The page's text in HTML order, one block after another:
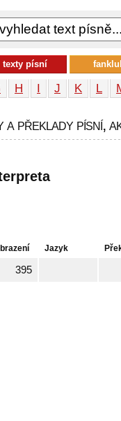
H I J K L
překlady písní,
Jazyk
395
texty písní